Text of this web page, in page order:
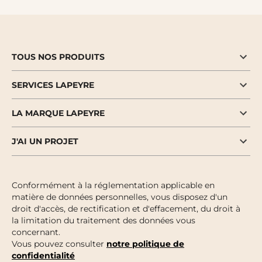
TOUS NOS PRODUITS
SERVICES LAPEYRE
LA MARQUE LAPEYRE
J'AI UN PROJET
Conformément à la réglementation applicable en
matière de données personnelles, vous disposez d'un
droit d'accès, de rectification et d'effacement, du droit à
la limitation du traitement des données vous
concernant.
Vous pouvez consulter notre politique de
confidentialité